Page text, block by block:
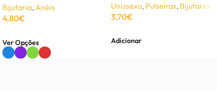
Bijutaria,Anéis
4,80€
Ver Opções
Unissexo, Pulseiras, Bijutaria
3,70€
Adicionar